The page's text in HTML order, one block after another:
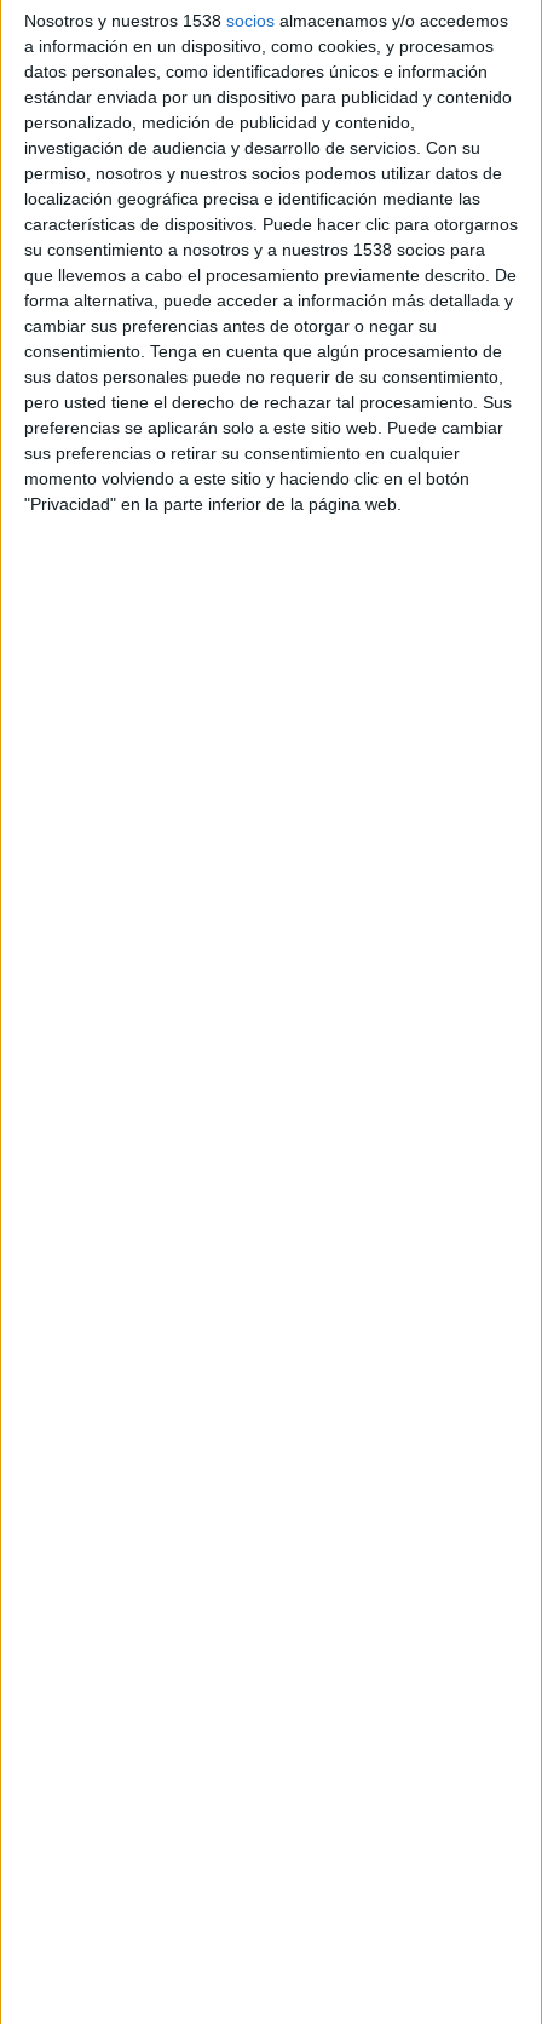
Nosotros y nuestros 1538 socios almacenamos y/o accedemos
a información en un dispositivo, como cookies, y procesamos
datos personales, como identificadores únicos e información
estándar enviada por un dispositivo para publicidad y contenido
personalizado, medición de publicidad y contenido,
investigación de audiencia y desarrollo de servicios. Con su
permiso, nosotros y nuestros socios podemos utilizar datos de
localización geográfica precisa e identificación mediante las
características de dispositivos. Puede hacer clic para otorgarnos
su consentimiento a nosotros y a nuestros 1538 socios para
que llevemos a cabo el procesamiento previamente descrito. De
forma alternativa, puede acceder a información más detallada y
cambiar sus preferencias antes de otorgar o negar su
consentimiento. Tenga en cuenta que algún procesamiento de
sus datos personales puede no requerir de su consentimiento,
pero usted tiene el derecho de rechazar tal procesamiento. Sus
preferencias se aplicarán solo a este sitio web. Puede cambiar
sus preferencias o retirar su consentimiento en cualquier
momento volviendo a este sitio y haciendo clic en el botón
"Privacidad" en la parte inferior de la página web.
Anunciante: Azulmarino, red de agencias de
W2M
Directora de marca Azulmarino: Marta Pérez
Directora de marketing W2M: Ana García
Agencia creativa: Pingüino Torreblanca
Directores generales creativos: José Luis Moro y
Pablo Torreblanca
Director general: Ignacio Olazábal
Equipo de cuentas: Laura del Burgo y Lara Pardo
Directores creativos: Andrés del Moral y Pablo
Martínez
Redactor: Nicolás Allés
Director de arte: Mario Güerri
Productora: Kiwi
Realizador: Loïc
Estudio de sonido: La Panadería
Título: Viajar es Azulmarino